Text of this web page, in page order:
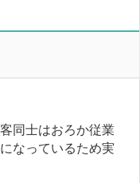
同士はおろか従業
なっているため実